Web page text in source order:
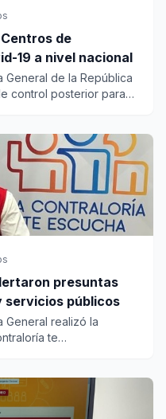
de
19 a nivel nacional
General de la República
control posterior para
presuntas
servicios públicos
General realizó la
te